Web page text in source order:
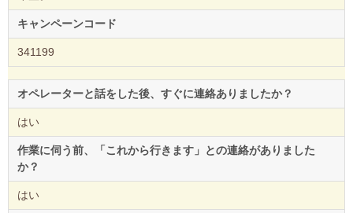
キャンペーンコード
341199
オペレーターと話をした後、すぐに連絡ありましたか？
はい
作業に伺う前、「これから行きます」との連絡がありました
か？
はい